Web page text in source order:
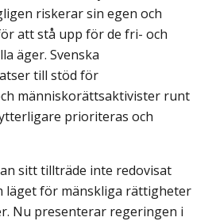
riskerar sin egen och
att stå upp för de fri- och
äger. Svenska
till stöd för
människorättsaktivister runt
prioriteras och
sitt tillträde inte redovisat
läget för mänskliga rättigheter
Nu presenterar regeringen i